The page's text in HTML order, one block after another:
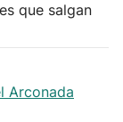
que salgan
Arconada